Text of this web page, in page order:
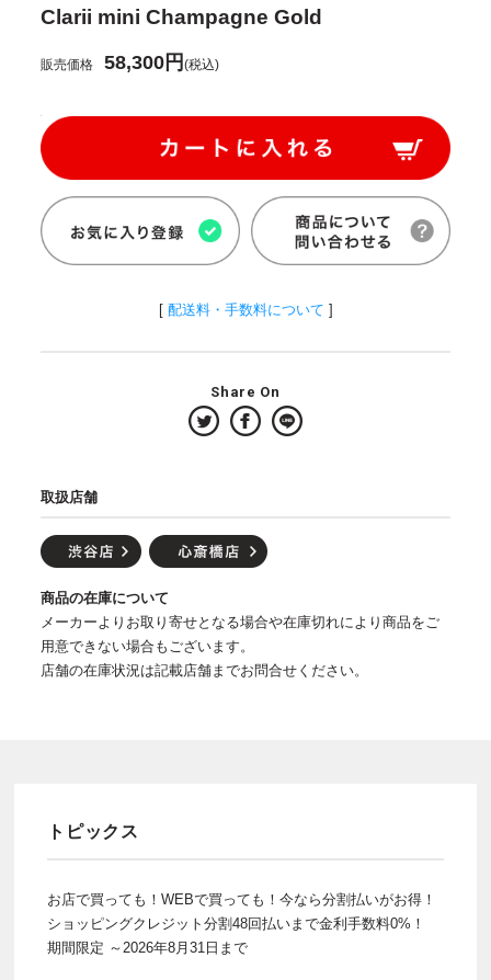
Clarii mini Champagne Gold
販売価格 58,300円(税込)
[ 配送料・手数料について ]
Share On
取扱店舗
商品の在庫について
メーカーよりお取り寄せとなる場合や在庫切れにより商品をご
用意できない場合もございます。
店舗の在庫状況は記載店舗までお問合せください。
トピックス
お店で買っても！WEBで買っても！今なら分割払いがお得！
ショッピングクレジット分割48回払いまで金利手数料0%！
期間限定 ～2026年8月31日まで